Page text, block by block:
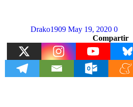
Drako1909 May 19, 2020 0
Compartir